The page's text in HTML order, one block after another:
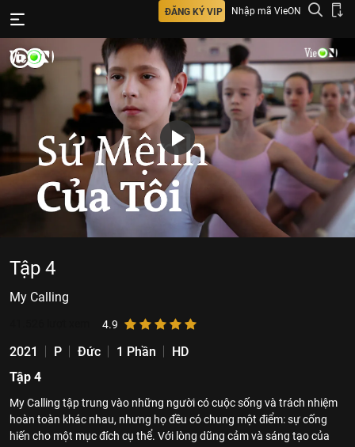
ĐĂNG KÝ VIP Nhập mã VieON
Tập 4
My Calling
4.9
2021 P Đức 1 Phần
HD
Tập 4
My Calling tập trung vào những người có cuộc sống và trách nhiệm
hoàn toàn khác nhau, nhưng họ đều có chung một điểm: sự cống
hiến cho một mục đích cụ thể. Với lòng dũng cảm và sáng tạo của